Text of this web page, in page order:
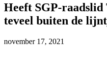
Heeft SGP-raadslid
teveel buiten de
november 17, 2021